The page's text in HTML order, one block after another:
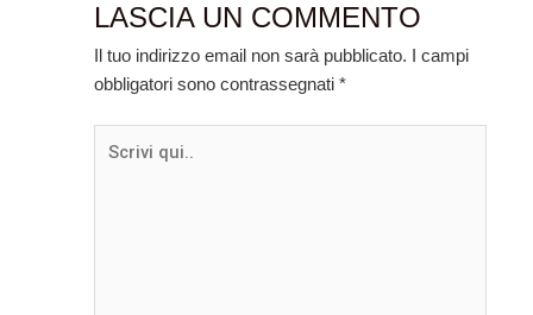
LASCIA UN COMMENTO
Il tuo indirizzo email non sarà pubblicato.
I campi
obbligatori sono contrassegnati*